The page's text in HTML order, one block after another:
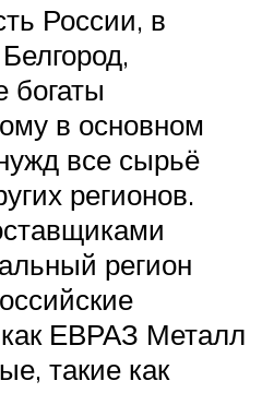
России, в
богаты
в основном
все сырьё
регионов.
регион
ЕВРАЗ Металл
такие как